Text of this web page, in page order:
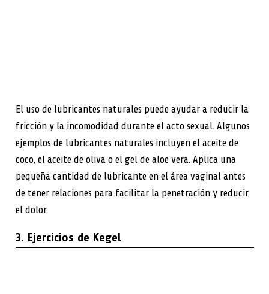
El uso de lubricantes naturales puede ayudar a reducir la
fricción y la incomodidad durante el acto sexual. Algunos
ejemplos de lubricantes naturales incluyen el aceite de
coco, el aceite de oliva o el gel de aloe vera. Aplica una
pequeña cantidad de lubricante en el área vaginal antes
de tener relaciones para facilitar la penetración y reducir
el dolor.
3. Ejercicios de Kegel